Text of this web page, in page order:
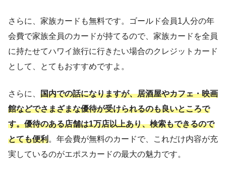
ETCカード 無料
家族カード 無料
付帯保険 海外旅行など
海外キャッシング 対応
海外手数料 3.85％
さらに、家族カードも無料です。ゴールド会員1人分の年
会費で家族全員のカードが持てるので、家族カードを全員
に持たせてハワイ旅行に行きたい場合のクレジットカード
として、とてもおすすめですよ。
さらに、 国内での話になりますが、居酒屋やカフェ・映画
館などでさまざまな優待が受けられるのも良いところで
す。優待のある店舗は1万店以上あり、検索もできるので
とても便利。年会費が無料のカードで、これだけ内容が充
実しているのがエポスカードの最大の魅力です。